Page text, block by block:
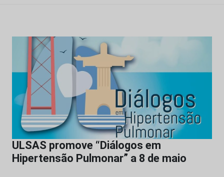
ULSAS promove “Diálogos em
Hipertensão Pulmonar” a 8 de maio